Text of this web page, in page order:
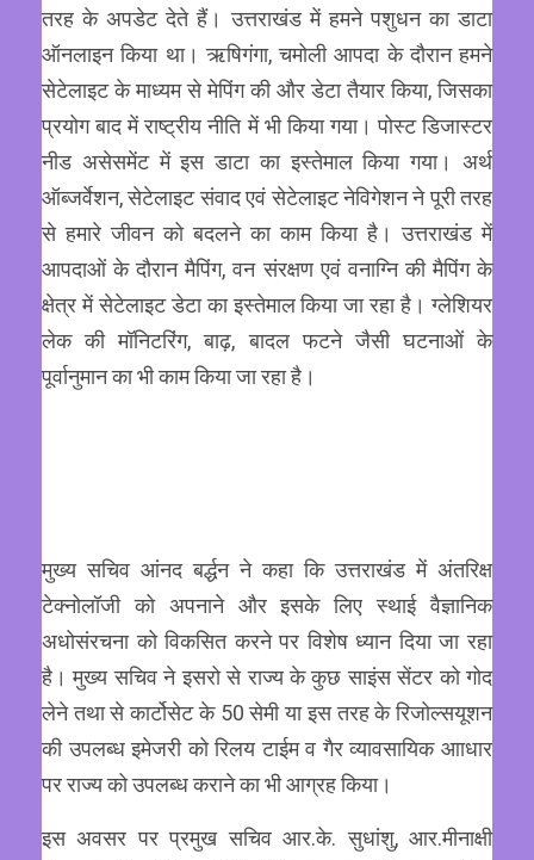
तरह के अपडेट देते हैं। उत्तराखंड में हमने पशुधन का डाटा
ऑनलाइन किया था। ऋषिगंगा, चमोली आपदा के दौरान हमने
सेटेलाइट के माध्यम से मेपिंग की और डेटा तैयार किया, जिसका
प्रयोग बाद में राष्ट्रीय नीति में भी किया गया। पोस्ट डिजास्टर
नीड असेसमेंट में इस डाटा का इस्तेमाल किया गया। अर्थ
ऑब्जर्वेशन, सेटेलाइट संवाद एवं सेटेलाइट नेविगेशन ने पूरी तरह
से हमारे जीवन को बदलने का काम किया है। उत्तराखंड में
आपदाओं के दौरान मैपिंग, वन संरक्षण एवं वनाग्नि की मैपिंग के
क्षेत्र में सेटेलाइट डेटा का इस्तेमाल किया जा रहा है। ग्लेशियर
लेक की मॉनिटरिंग, बाढ़, बादल फटने जैसी घटनाओं के
पूर्वानुमान का भी काम किया जा रहा है।
मुख्य सचिव आंनद बर्द्धन ने कहा कि उत्तराखंड में अंतरिक्ष
टेक्नोलॉजी को अपनाने और इसके लिए स्थाई वैज्ञानिक
अधोसंरचना को विकसित करने पर विशेष ध्यान दिया जा रहा
है। मुख्य सचिव ने इसरो से राज्य के कुछ साइंस सेंटर को गोद
लेने तथा से कार्टोसेट के 50 सेमी या इस तरह के रिजोल्सयूशन
की उपलब्ध इमेजरी को रिलय टाईम व गैर व्यावसायिक आाधार
पर राज्य को उपलब्ध कराने का भी आग्रह किया।
इस अवसर पर प्रमुख सचिव आर.के. सुधांशु, आर.मीनाक्षी